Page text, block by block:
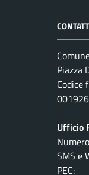
Piazza
Codice
Ufficio
SMS e
PEC: